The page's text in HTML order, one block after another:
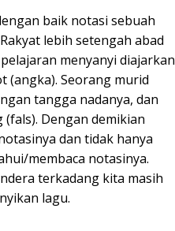
baik notasi sebuah
lebih setengah abad
menyanyi diajarkan
(angka). Seorang murid
tangga nadanya, dan
Dengan demikian
dan tidak hanya
membaca notasinya.
terkadang kita masih
lagu.